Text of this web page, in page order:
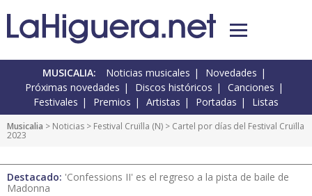
MUSICALIA: Noticias musicales
Novedades
Próximas novedades
Discos históricos
Canciones
Festivales
Premios Artistas Portadas Listas
Musicalia > Noticias > Festival Cruïlla (N) > Cartel por días del Festival Cruïlla
2023
Destacado: 'Confessions II' es el regreso a la pista de baile de
Madonna